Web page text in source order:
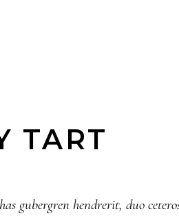
TART
gubergren hendrerit, duo